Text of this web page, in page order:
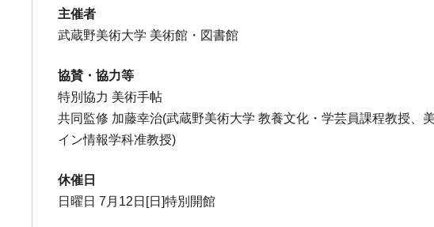
主催者
武蔵野美術大学 美術館・図書館
協賛・協力等
特別協力 美術手帖
共同監修 加藤幸治(武蔵野美術大学 教養文化・学芸員課程教授
イン情報学科准教授)
休催日
日曜日 7月12日[日]特別開館